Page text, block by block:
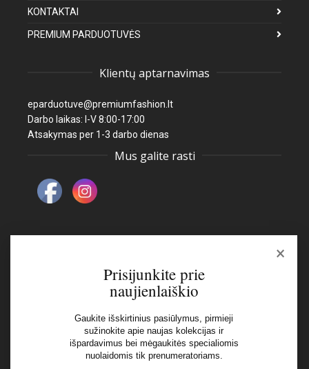
KONTAKTAI
PREMIUM PARDUOTUVĖS
Klientų aptarnavimas
eparduotuve@premiumfashion.lt
Darbo laikas: I-V 8:00-17:00
Atsakymas per 1-3 darbo dienas
Mus galite rasti
Naujienlaiškis
Aš perskaičiau ir sutinku su Privatumo Politikos
×
Prisijunkite prie
naujienlaiškio
Gaukite išskirtinius pasiūlymus, pirmieji
sužinokite apie naujas kolekcijas ir
išpardavimus bei mėgaukitės specialiomis
nuolaidomis tik prenumeratoriams.